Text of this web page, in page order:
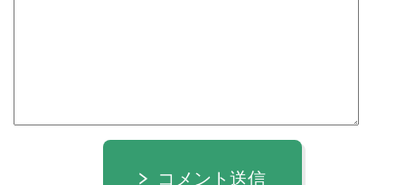
コメント送信